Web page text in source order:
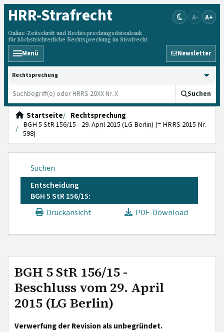
HRR-Strafrecht
Online-Zeitschrift und Rechtsprechungsdatenbank
für höchstrichterliche Rechtsprechung im Strafrecht
A- A+
Menü Newsletter
HRRS durchsuchen
Suchen
Startseite
Rechtsprechung
BGH 5 StR 156/15 - 29. April 2015 (LG Berlin) [= HRRS 2015 Nr.
598]
Suchen
Entscheidung
BGH 5 StR 156/15:
Druckansicht
PDF-Download
BGH 5 StR 156/15 -
Beschluss vom 29. April
2015 (LG Berlin)
Verwerfung der Revision als unbegründet.